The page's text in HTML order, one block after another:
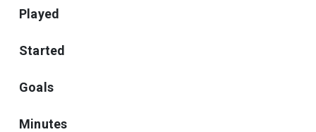
Played
Started
Goals
Minutes